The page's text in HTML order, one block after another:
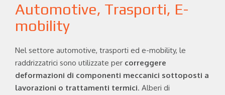
Automotive, Trasporti, E-
mobility
Nel settore automotive, trasporti ed e-mobility, le
raddrizzatrici sono utilizzate per correggere
deformazioni di componenti meccanici sottoposti a
lavorazioni o trattamenti termici. Alberi di